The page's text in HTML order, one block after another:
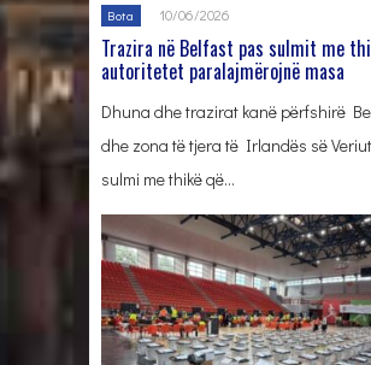
Bota 10/06/2026
Trazira në Belfast pas sulmit me
autoritetet paralajmërojnë masa
Dhuna dhe trazirat kanë përfshirë
dhe zona të tjera të Irlandës së
sulmi me thikë që…